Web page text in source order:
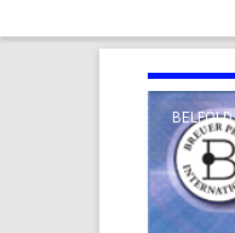
BELFÖLD